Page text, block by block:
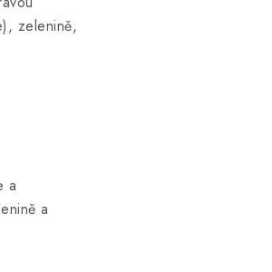
zelenině,
a
a